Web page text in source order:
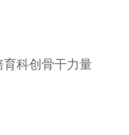
科创骨干力量